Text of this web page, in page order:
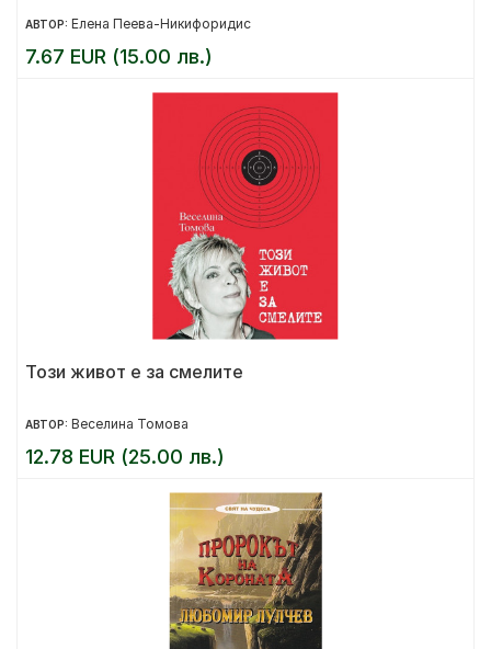
АВТОР: Елена Пеева-Никифоридис
7.67 EUR (15.00 лв.)
Този живот е за смелите
АВТОР: Веселина Томова
12.78 EUR (25.00 лв.)